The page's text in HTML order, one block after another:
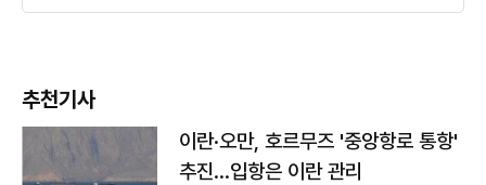
추천기사
이란·오만, 호르무즈 '중앙항로 통항'
추진…입항은 이란 관리